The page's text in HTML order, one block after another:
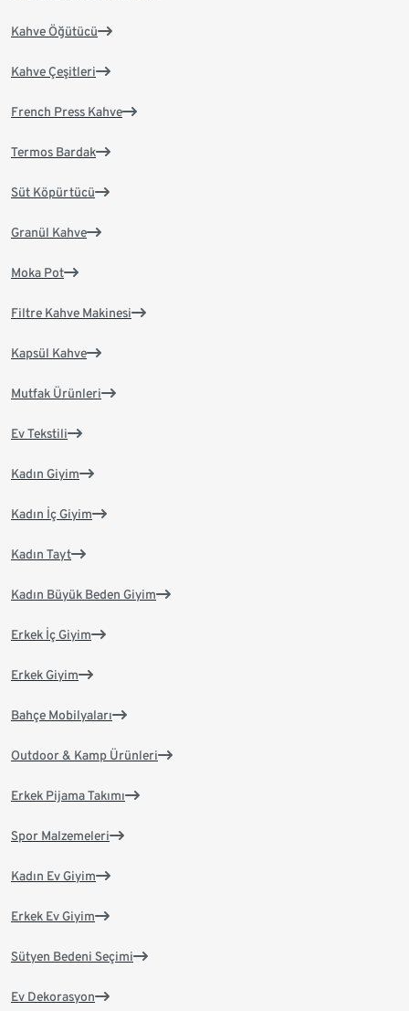
Kahve Öğütücü
Kahve Çeşitleri
French Press Kahve
Termos Bardak
Süt Köpürtücü
Granül Kahve
Moka Pot
Filtre Kahve Makinesi
Kapsül Kahve
Mutfak Ürünleri
Ev Tekstili
Kadın Giyim
Kadın İç Giyim
Kadın Tayt
Kadın Büyük Beden Giyim
Erkek İç Giyim
Erkek Giyim
Bahçe Mobilyaları
Outdoor & Kamp Ürünleri
Erkek Pijama Takımı
Spor Malzemeleri
Kadın Ev Giyim
Erkek Ev Giyim
Sütyen Bedeni Seçimi
Ev Dekorasyon